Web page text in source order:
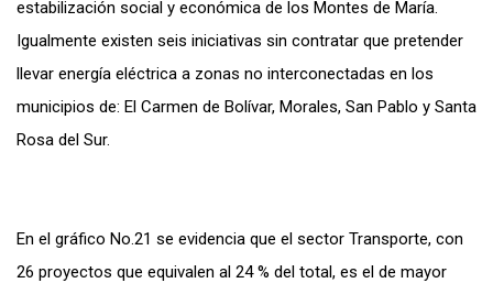
estabilización social y económica de los Montes de María.
Igualmente existen seis iniciativas sin contratar que pretender
llevar energía eléctrica a zonas no interconectadas en los
municipios de: El Carmen de Bolívar, Morales, San Pablo y Santa
Rosa del Sur.
En el gráfico No.21 se evidencia que el sector Transporte, con
26 proyectos que equivalen al 24 % del total, es el de mayor